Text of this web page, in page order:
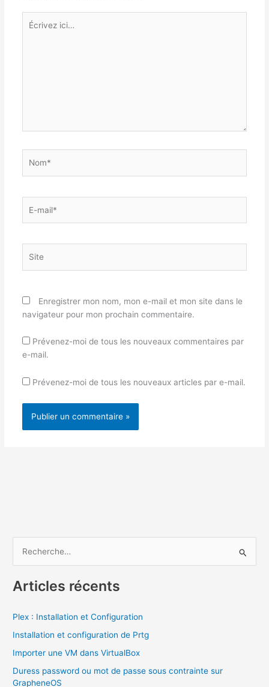
Écrivez
ici…
mail*
Enregistrer mon nom, mon e-mail et mon site dans le
navigateur pour mon prochain commentaire.
Prévenez-moi de tous les nouveaux commentaires par
e-mail.
Prévenez-moi de tous les nouveaux articles par e-mail.
h
h
e
Articles récents
Plex : Installation et Configuration
Installation et configuration de Prtg
Importer une VM dans VirtualBox
Duress password ou mot de passe sous contrainte sur
GrapheneOS